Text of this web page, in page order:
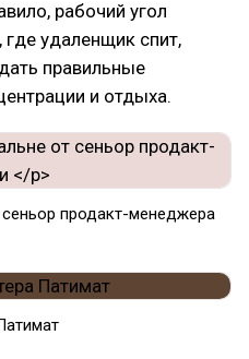
рабочий угол
удаленщик спит,
правильные
и отдыха.
продакт-менеджера